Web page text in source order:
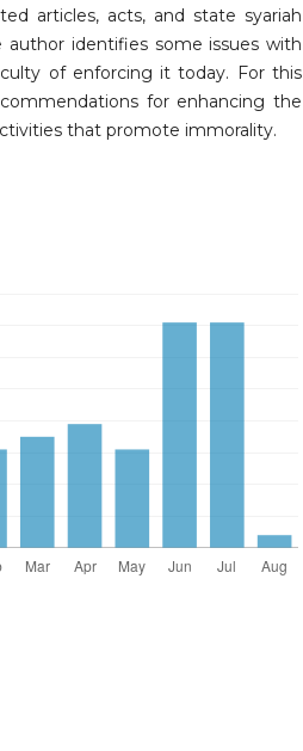
articles, acts, and state syariah
identifies some issues with
of enforcing it today. For this
for enhancing the
that promote immorality.